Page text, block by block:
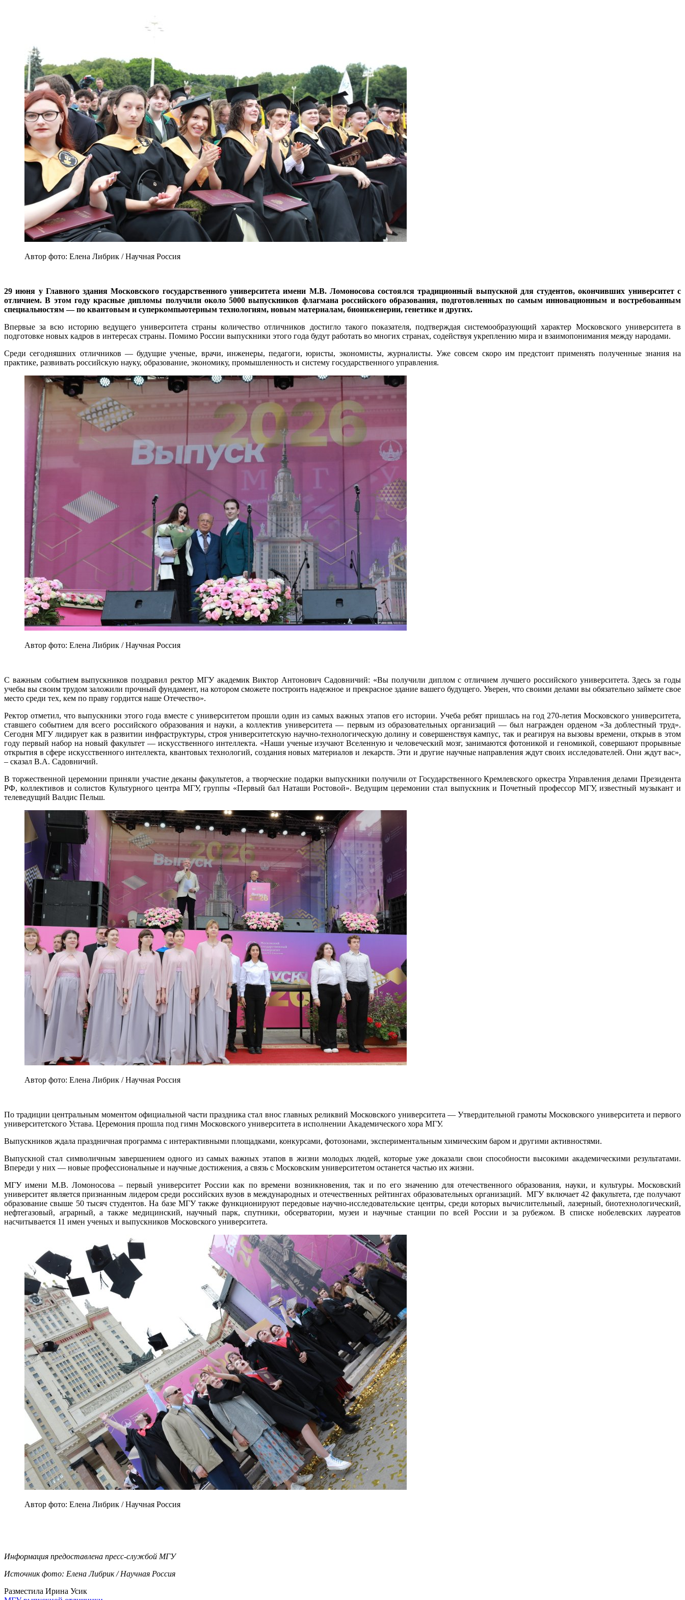
Автор фото: Елена Либрик / Научная Россия
29 июня у Главного здания Московского государственного университета имени М.В. Ломоносова состоялся традиционный выпускной для студентов, окончивших университет с
отличием. В этом году красные дипломы получили около 5000 выпускников флагмана российского образования, подготовленных по самым инновационным и востребованным
специальностям — по квантовым и суперкомпьютерным технологиям, новым материалам, биоинженерии, генетике и других.
Впервые за всю историю ведущего университета страны количество отличников достигло такого показателя, подтверждая системообразующий характер Московского университета в
подготовке новых кадров в интересах страны. Помимо России выпускники этого года будут работать во многих странах, содействуя укреплению мира и взаимопонимания между народами.
Среди сегодняшних отличников — будущие ученые, врачи, инженеры, педагоги, юристы, экономисты, журналисты. Уже совсем скоро им предстоит применять полученные знания на
практике, развивать российскую науку, образование, экономику, промышленность и систему государственного управления.
Автор фото: Елена Либрик / Научная Россия
С важным событием выпускников поздравил ректор МГУ академик Виктор Антонович Садовничий: «Вы получили диплом с отличием лучшего российского университета. Здесь за годы
учебы вы своим трудом заложили прочный фундамент, на котором сможете построить надежное и прекрасное здание вашего будущего. Уверен, что своими делами вы обязательно займете свое
место среди тех, кем по праву гордится наше Отечество».
Ректор отметил, что выпускники этого года вместе с университетом прошли один из самых важных этапов его истории. Учеба ребят пришлась на год 270-летия Московского университета,
ставшего событием для всего российского образования и науки, а коллектив университета — первым из образовательных организаций — был награжден орденом «За доблестный труд».
Сегодня МГУ лидирует как в развитии инфраструктуры, строя университетскую научно-технологическую долину и совершенствуя кампус, так и реагируя на вызовы времени, открыв в этом
году первый набор на новый факультет — искусственного интеллекта. «Наши ученые изучают Вселенную и человеческий мозг, занимаются фотоникой и геномикой, совершают прорывные
открытия в сфере искусственного интеллекта, квантовых технологий, создания новых материалов и лекарств. Эти и другие научные направления ждут своих исследователей. Они ждут вас»,
– сказал В.А. Садовничий.
В торжественной церемонии приняли участие деканы факультетов, а творческие подарки выпускники получили от Государственного Кремлевского оркестра Управления делами Президента
РФ, коллективов и солистов Культурного центра МГУ, группы «Первый бал Наташи Ростовой». Ведущим церемонии стал выпускник и Почетный профессор МГУ, известный музыкант и
телеведущий Валдис Пельш.
Автор фото: Елена Либрик / Научная Россия
По традиции центральным моментом официальной части праздника стал внос главных реликвий Московского университета — Утвердительной грамоты Московского университета и первого
университетского Устава. Церемония прошла под гимн Московского университета в исполнении Академического хора МГУ.
Выпускников ждала праздничная программа с интерактивными площадками, конкурсами, фотозонами, экспериментальным химическим баром и другими активностями.
Выпускной стал символичным завершением одного из самых важных этапов в жизни молодых людей, которые уже доказали свои способности высокими академическими результатами.
Впереди у них — новые профессиональные и научные достижения, а связь с Московским университетом останется частью их жизни.
МГУ имени М.В. Ломоносова – первый университет России как по времени возникновения, так и по его значению для отечественного образования, науки, и культуры. Московский
университет является признанным лидером среди российских вузов в международных и отечественных рейтингах образовательных организаций. МГУ включает 42 факультета, где получают
образование свыше 50 тысяч студентов. На базе МГУ также функционируют передовые научно-исследовательские центры, среди которых вычислительный, лазерный, биотехнологический,
нефтегазовый, аграрный, а также медицинский, научный парк, спутники, обсерватории, музеи и научные станции по всей России и за рубежом. В списке нобелевских лауреатов
насчитывается 11 имен ученых и выпускников Московского университета.
Автор фото: Елена Либрик / Научная Россия
Информация предоставлена пресс-службой МГУ
Источник фото: Елена Либрик / Научная Россия
Разместила Ирина Усик